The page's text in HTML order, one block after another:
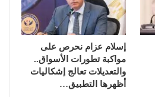
إسلام عزام نحرص على
مواكبة تطورات الأسواق..
والتعديلات تعالج إشكاليات
أظهرها التطبيق…